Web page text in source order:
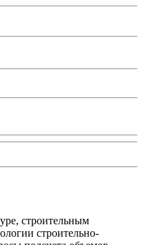
строительным
строительно-